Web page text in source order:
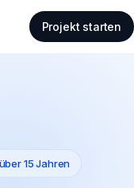
Projekt starten
15 Jahren